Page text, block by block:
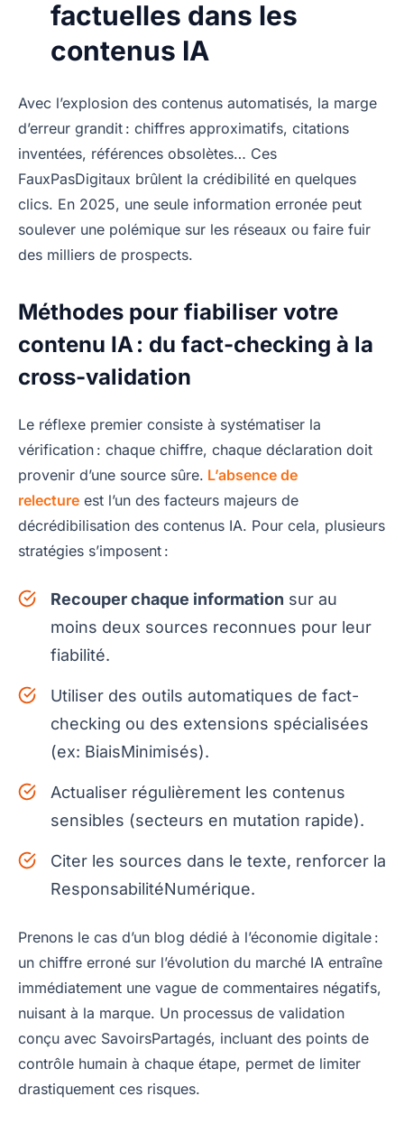
factuelles dans les
contenus IA
Avec l’explosion des contenus automatisés, la marge
d’erreur grandit : chiffres approximatifs, citations
inventées, références obsolètes… Ces
FauxPasDigitaux brûlent la crédibilité en quelques
clics. En 2025, une seule information erronée peut
soulever une polémique sur les réseaux ou faire fuir
des milliers de prospects.
Méthodes pour fiabiliser votre
contenu IA : du fact-checking à la
cross-validation
Le réflexe premier consiste à systématiser la
vérification : chaque chiffre, chaque déclaration doit
provenir d’une source sûre. L’absence de
relecture est l’un des facteurs majeurs de
décrédibilisation des contenus IA. Pour cela, plusieurs
stratégies s’imposent :
Recouper chaque information sur au
moins deux sources reconnues pour leur
fiabilité.
Utiliser des outils automatiques de fact-
checking ou des extensions spécialisées
(ex: BiaisMinimisés).
Actualiser régulièrement les contenus
sensibles (secteurs en mutation rapide).
Citer les sources dans le texte, renforcer la
ResponsabilitéNumérique.
Prenons le cas d’un blog dédié à l’économie digitale :
un chiffre erroné sur l’évolution du marché IA entraîne
immédiatement une vague de commentaires négatifs,
nuisant à la marque. Un processus de validation
conçu avec SavoirsPartagés, incluant des points de
contrôle humain à chaque étape, permet de limiter
drastiquement ces risques.